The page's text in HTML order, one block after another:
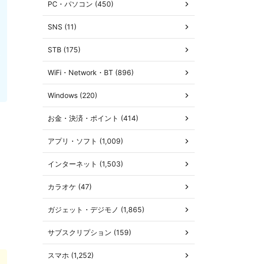
PC・パソコン (450)
SNS (11)
STB (175)
WiFi・Network・BT (896)
Windows (220)
お金・決済・ポイント (414)
アプリ・ソフト (1,009)
インターネット (1,503)
カラオケ (47)
ガジェット・デジモノ (1,865)
サブスクリプション (159)
スマホ (1,252)